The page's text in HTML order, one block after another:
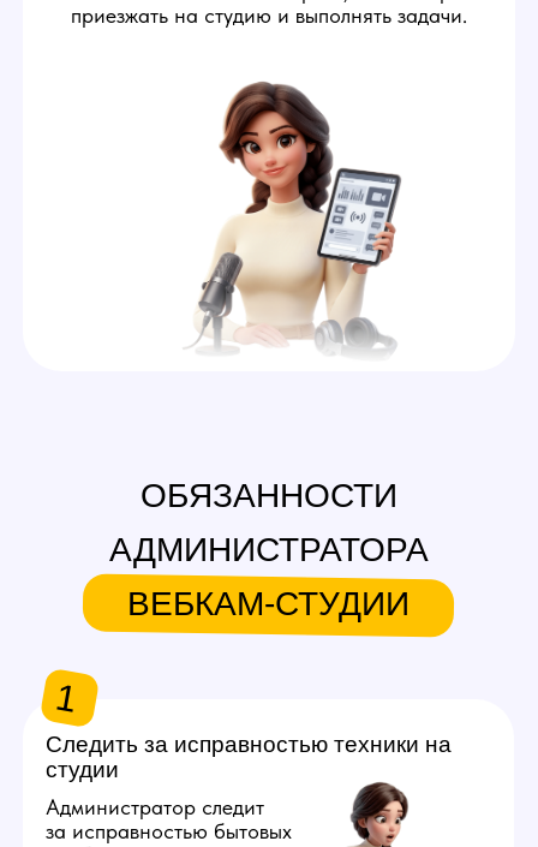
АДМИНИСТРАТОРА
Следить за исправностью техники на
за исправностью бытовых
приборов и техники для
стриминга в студии, чтобы
создать вебкам моделям
и избавить их от проблем
Встречать новых моделей,
показывать студию
Администратор вебкам
в Вологде встречает моделей
в заранее оговоренное время
и показывает студию,
демонстрирует, чем можно
пользоваться, где лежат
тёплую коммуникацию
и комфортное взаимодействие
с каждым новым человеком.
Покупать расходные материалы
для работы
3